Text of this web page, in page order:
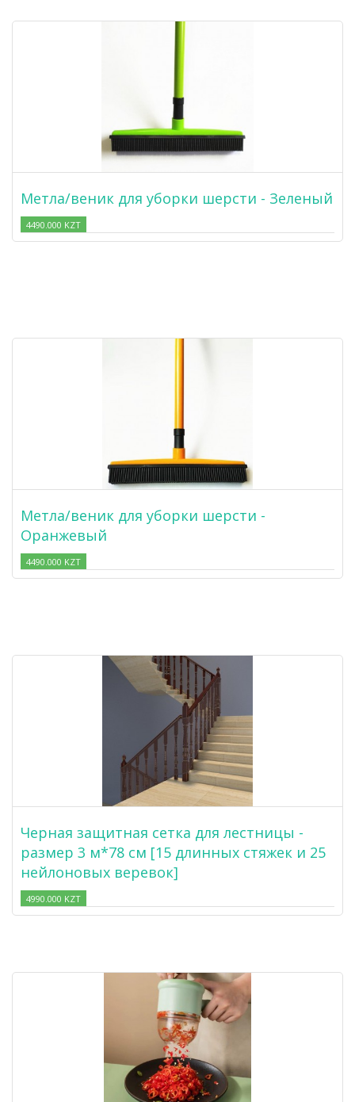
Метла/веник для уборки шерсти - Зеленый
4490.000 KZT
Метла/веник для уборки шерсти -
Оранжевый
4490.000 KZT
Черная защитная сетка для лестницы -
размер 3 м*78 см [15 длинных стяжек и 25
нейлоновых веревок]
4990.000 KZT